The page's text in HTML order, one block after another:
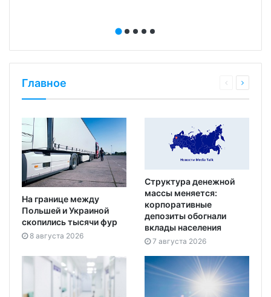
Главное
На границе между
Польшей и Украиной
скопились тысячи фур
8 августа 2026
Структура денежной
массы меняется:
корпоративные
депозиты обогнали
вклады населения
7 августа 2026